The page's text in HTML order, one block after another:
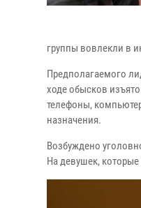
группы вовлекли в
Предполагаемого
ходе обысков
телефоны,
назначения.
Возбуждено
На девушек,